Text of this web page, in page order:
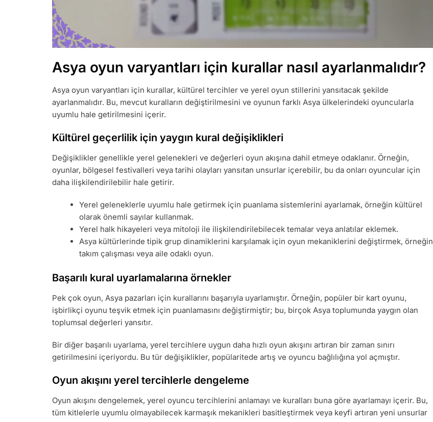
Asya oyun varyantları için kurallar nasıl ayarlanmalıdır?
Asya oyun varyantları için kurallar, kültürel tercihler ve yerel oyun stillerini yansıtacak şekilde
ayarlanmalıdır. Bu, mevcut kuralların değiştirilmesini ve oyunun farklı Asya ülkelerindeki oyuncularla
uyumlu hale getirilmesini içerir.
Kültürel geçerlilik için yaygın kural değişiklikleri
Değişiklikler genellikle yerel gelenekleri ve değerleri oyun akışına dahil etmeye odaklanır. Örneğin,
oyunlar, bölgesel festivalleri veya tarihi olayları yansıtan unsurlar içerebilir, bu da onları oyuncular için
daha ilişkilendirilebilir hale getirir.
Yerel geleneklerle uyumlu hale getirmek için puanlama sistemlerini ayarlamak, örneğin kültürel
olarak önemli sayılar kullanmak.
Yerel halk hikayeleri veya mitoloji ile ilişkilendirilebilecek temalar veya anlatılar eklemek.
Asya kültürlerinde tipik grup dinamiklerini karşılamak için oyun mekaniklerini değiştirmek, örneğin
takım çalışması veya aile odaklı oyun.
Başarılı kural uyarlamalarına örnekler
Pek çok oyun, Asya pazarları için kurallarını başarıyla uyarlamıştır. Örneğin, popüler bir kart oyunu,
işbirlikçi oyunu teşvik etmek için puanlamasını değiştirmiştir; bu, birçok Asya toplumunda yaygın olan
toplumsal değerleri yansıtır.
Bir diğer başarılı uyarlama, yerel tercihlere uygun daha hızlı oyun akışını artıran bir zaman sınırı
getirilmesini içeriyordu. Bu tür değişiklikler, popülaritede artış ve oyuncu bağlılığına yol açmıştır.
Oyun akışını yerel tercihlerle dengeleme
Oyun akışını dengelemek, yerel oyuncu tercihlerini anlamayı ve kuralları buna göre ayarlamayı içerir. Bu,
tüm kitlelerle uyumlu olmayabilecek karmaşık mekanikleri basitleştirmek veya keyfi artıran yeni unsurlar